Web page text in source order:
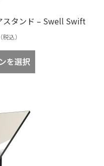
スタンド – Swell Swift
（税込）
を選択